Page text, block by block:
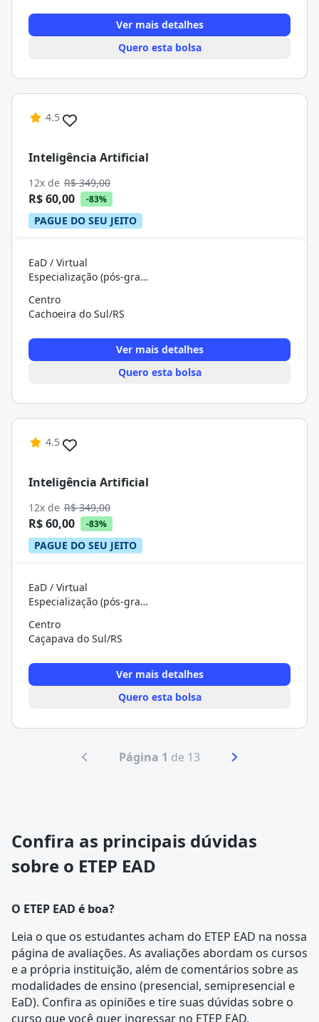
Ver mais detalhes
Quero esta bolsa
4.5
Inteligência Artificial
12x de R$ 349,00
R$ 60,00 -83%
PAGUE DO SEU JEITO
EaD / Virtual
Especialização (pós-graduação)
Centro
Cachoeira do Sul/RS
Ver mais detalhes
Quero esta bolsa
4.5
Inteligência Artificial
12x de R$ 349,00
R$ 60,00 -83%
PAGUE DO SEU JEITO
EaD / Virtual
Especialização (pós-graduação)
Centro
Caçapava do Sul/RS
Ver mais detalhes
Quero esta bolsa
Página 1 de 13
Confira as principais dúvidas
sobre o ETEP EAD
O ETEP EAD é boa?
Leia o que os estudantes acham do ETEP EAD na nossa
página de avaliações. As avaliações abordam os cursos
e a própria instituição, além de comentários sobre as
modalidades de ensino (presencial, semipresencial e
EaD). Confira as opiniões e tire suas dúvidas sobre o
curso que você quer ingressar no ETEP EAD.